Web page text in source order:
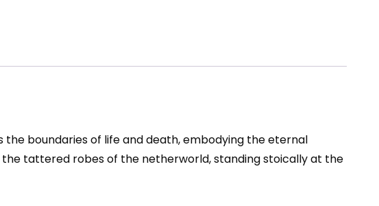
boundaries of life and death, embodying the eternal
tattered robes of the netherworld, standing stoically at the